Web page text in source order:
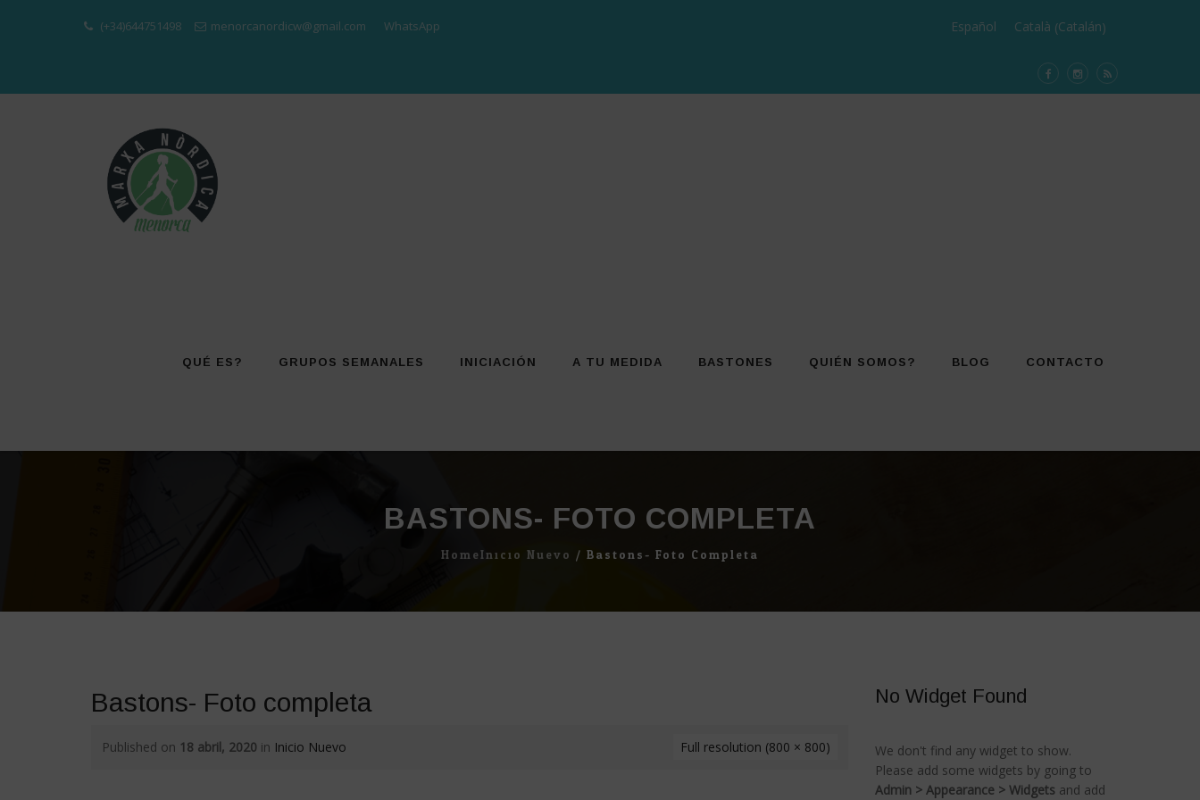
(+34)644751498 menorcanordicw@gmail.com WhatsApp Español Català (Catalán)
QUÉ ES? GRUPOS SEMANALES INICIACIÓN A TU MEDIDA BASTONES QUIÉN SOMOS? BLOG CONTACTO
BASTONS- FOTO COMPLETA
HomeInicio Nuevo / Bastons- Foto Completa
Bastons- Foto completa
Published on 18 abril, 2020 in Inicio Nuevo Full resolution (800 × 800)
No Widget Found
We don't find any widget to show.
Please add some widgets by going to
Admin > Appearance > Widgets and add